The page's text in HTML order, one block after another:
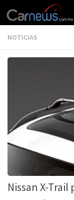
NOTICIAS
Nissan X-